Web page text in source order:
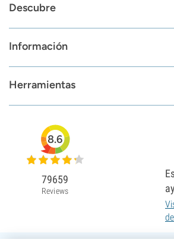
Descubre
Información
Herramientas
8.6
79659
Reviews